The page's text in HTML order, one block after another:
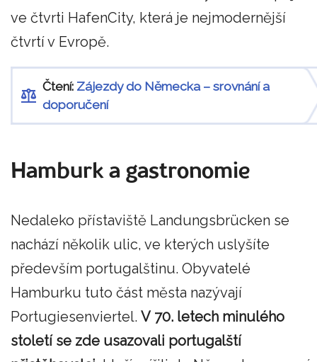
ve čtvrti HafenCity, která je nejmodernější
čtvrtí v Evropě.
Čtení: Zájezdy do Německa – srovnání a
doporučení
Hamburk a gastronomie
Nedaleko přístaviště Landungsbrücken se
nachází několik ulic, ve kterých uslyšíte
především portugalštinu. Obyvatelé
Hamburku tuto část města nazývají
Portugiesenviertel. V 70. letech minulého
století se zde usazovali portugalští